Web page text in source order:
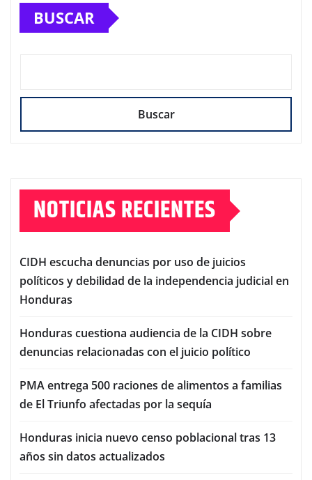
BUSCAR
Buscar
NOTICIAS RECIENTES
CIDH escucha denuncias por uso de juicios
políticos y debilidad de la independencia judicial en
Honduras
Honduras cuestiona audiencia de la CIDH sobre
denuncias relacionadas con el juicio político
PMA entrega 500 raciones de alimentos a familias
de El Triunfo afectadas por la sequía
Honduras inicia nuevo censo poblacional tras 13
años sin datos actualizados